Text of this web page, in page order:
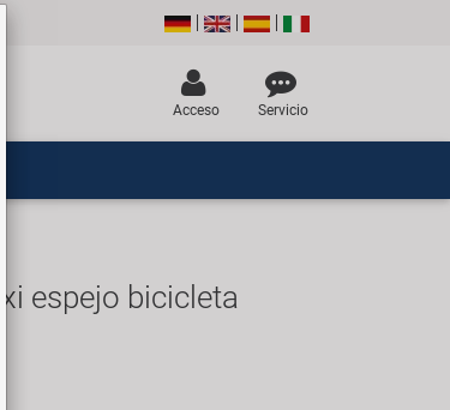
Acceso Servicio
espejo bicicleta